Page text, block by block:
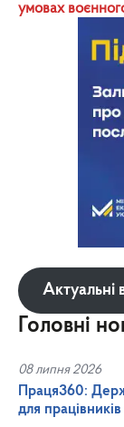
умовах
Актуальні
Головні
08 липня 2026
Праця360:
для